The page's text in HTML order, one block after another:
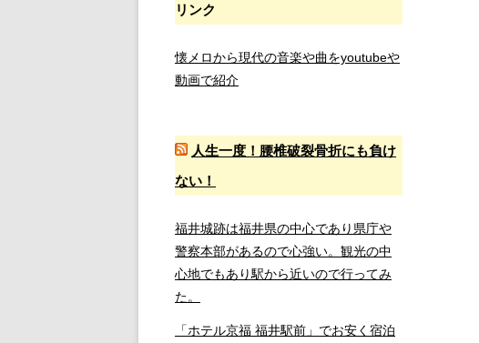
リンク
懐メロから現代の音楽や曲をyoutubeや
動画で紹介
人生一度！腰椎破裂骨折にも負け
ない！
福井城跡は福井県の中心であり県庁や
警察本部があるので心強い。観光の中
心地でもあり駅から近いので行ってみ
た。
「ホテル京福 福井駅前」でお安く宿泊